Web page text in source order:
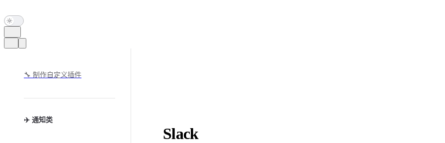
🔧 制作自定义插件
✈️ 通知类
Slack